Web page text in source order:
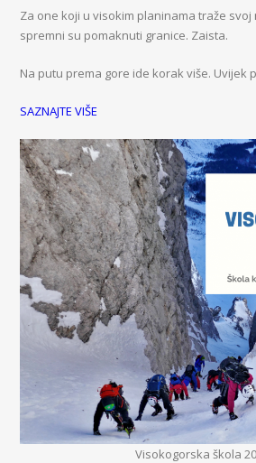
Za one koji u visokim planinama traže svoj
spremni su pomaknuti granice. Zaista.
Na putu prema gore ide korak više. Uvijek
SAZNAJTE VIŠE
Visokogorska škola